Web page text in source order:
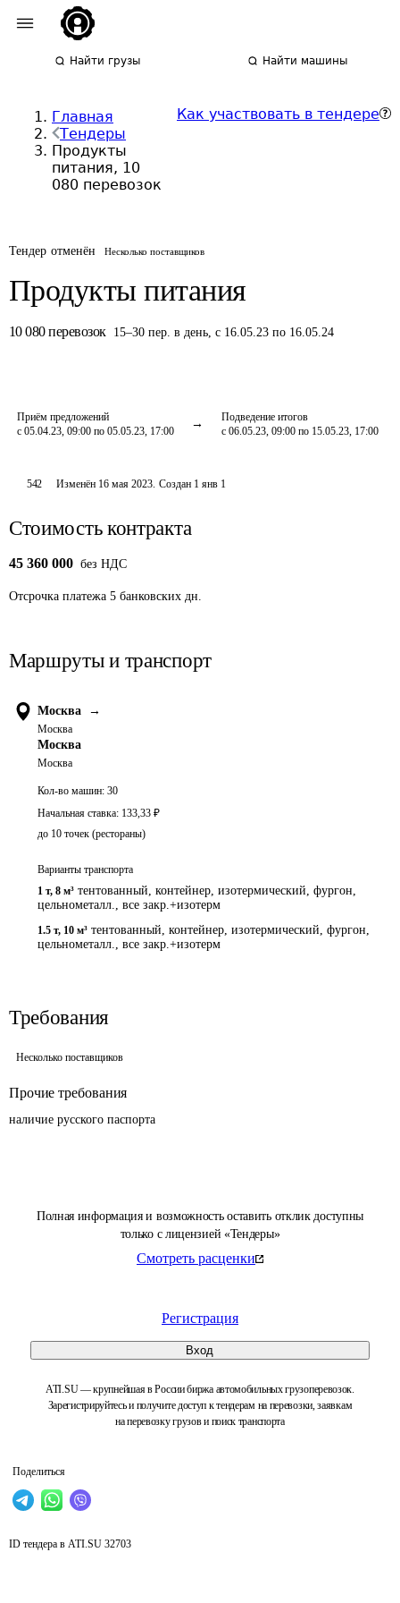
Найти грузы Найти машины
Главная
Тендеры
Продукты
питания, 10
080 перевозок
Как участвовать в тендере
Тендер отменён Несколько поставщиков
Продукты питания
10 080 перевозок 15–30 пер. в день, с 16.05.23 по 16.05.24
Приём предложений
с 05.04.23, 09:00 по 05.05.23, 17:00
Подведение итогов
с 06.05.23, 09:00 по 15.05.23, 17:00
Полная информация и возможность оставить отклик доступны
только с лицензией «Тендеры»
Смотреть расценки
Регистрация
Вход
ATI.SU — крупнейшая в России биржа автомобильных грузоперевозок.
Зарегистрируйтесь и получите доступ к тендерам на перевозки, заявкам
на перевозку грузов и поиск транспорта
Поделиться
542 Изменён 16 мая 2023. Создан 1 янв 1
Стоимость контракта
45 360 000 без НДС
Отсрочка платежа 5 банковских дн.
Маршруты и транспорт
Москва →
Москва
Москва
Москва
Кол-во машин: 30
Начальная ставка: 133,33 ₽
до 10 точек (рестораны)
Варианты транспорта
1 т, 8 м³ тентованный, контейнер, изотермический, фургон,
цельнометалл., все закр.+изотерм
1.5 т, 10 м³ тентованный, контейнер, изотермический, фургон,
цельнометалл., все закр.+изотерм
Требования
Несколько поставщиков
Прочие требования
наличие русского паспорта
ID тендера в ATI.SU 32703